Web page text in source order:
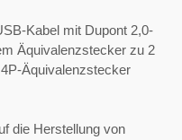
Kabel mit Dupont 2,0-
Äquivalenzstecker zu 2
Äquivalenzstecker
die Herstellung von